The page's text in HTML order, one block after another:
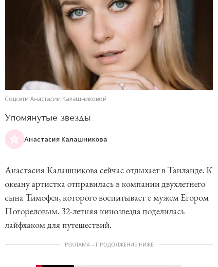
Соцсети Анастасии Калашниковой
Упомянутые звезды
Анастасия Калашникова
Анастасия Калашникова сейчас отдыхает в Таиланде. К
океану артистка отправилась в компании двухлетнего
сына Тимофея, которого воспитывает с мужем Егором
Погореловым. 32-летняя кинозвезда поделилась
лайфхаком для путешествий.
РЕКЛАМА – ПРОДОЛЖЕНИЕ НИЖЕ